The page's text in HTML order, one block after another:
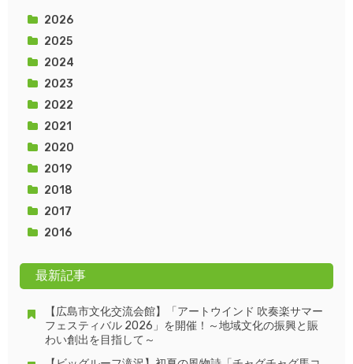
2026
2025
2024
2023
2022
2021
2020
2019
2018
2017
2016
最新記事
【広島市文化交流会館】「アートウインド 吹奏楽サマー
フェスティバル 2026」を開催！～地域文化の振興と賑
わい創出を目指して～